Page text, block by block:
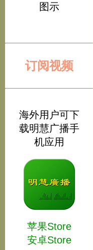
图示
订阅视频
海外用户可下
载明慧广播手
机应用
苹果Store
安卓Store